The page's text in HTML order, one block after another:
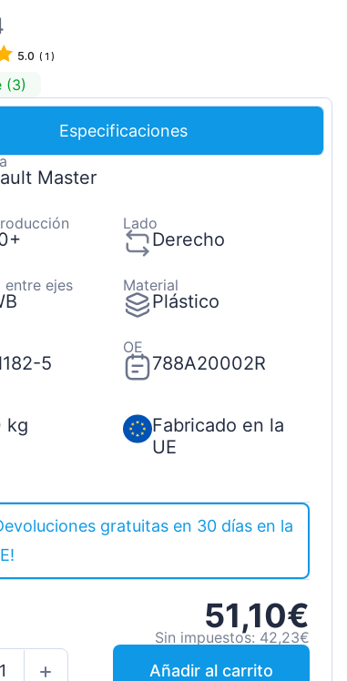
Português
Slovenian
5.0 ( 1 )
(3)
Especificaciones
Master
Lado
Derecho
entre ejes Material
Plástico
5
OE
788A20002R
kg
Fabricado en la
UE
gratuitas en 30 días en la
51,10€
Sin impuestos: 42,23€
Añadir al carrito